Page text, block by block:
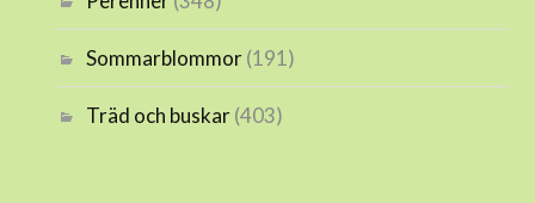
Sommarblommor(191)
Träd och buskar(403)